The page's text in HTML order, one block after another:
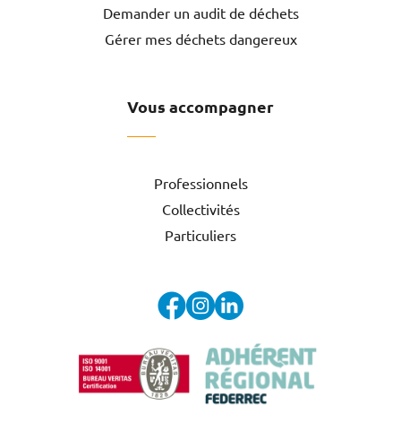
Demander un audit de déchets
Gérer mes déchets dangereux
Vous accompagner
Professionnels
Collectivités
Particuliers